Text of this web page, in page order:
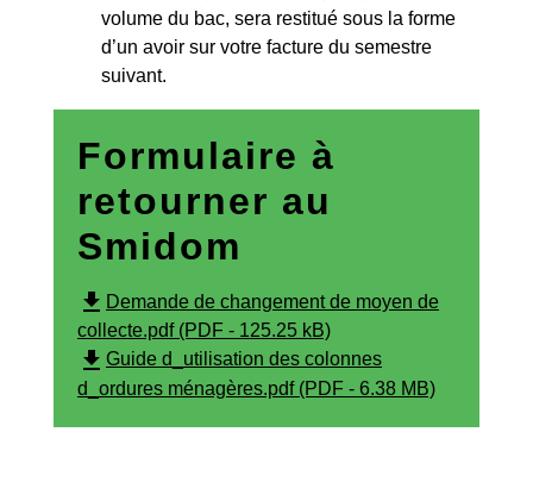
volume du bac, sera restitué sous la forme
d’un avoir sur votre facture du semestre
suivant.
Formulaire à
retourner au
Smidom
file_download Demande de changement de moyen de
collecte.pdf (PDF - 125.25 kB)
file_download Guide d_utilisation des colonnes
d_ordures ménagères.pdf (PDF - 6.38 MB)